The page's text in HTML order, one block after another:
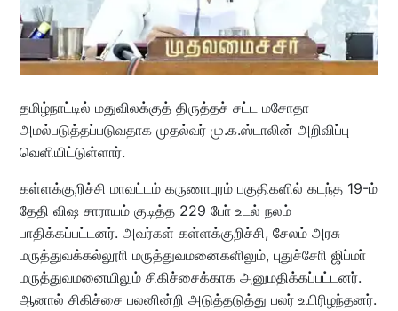
தமிழ்நாட்டில் மதுவிலக்குத் திருத்தச் சட்ட மசோதா
அமல்படுத்தப்படுவதாக முதல்வர் மு.க.ஸ்டாலின் அறிவிப்பு
வெளியிட்டுள்ளார்.
கள்ளக்குறிச்சி மாவட்டம் கருணாபுரம் பகுதிகளில் கடந்த 19-ம்
தேதி விஷ சாராயம் குடித்த 229 போ் உடல் நலம்
பாதிக்கப்பட்டனர். அவர்கள் கள்ளக்குறிச்சி, சேலம் அரசு
மருத்துவக்கல்லூாி மருத்துவமனைகளிலும், புதுச்சோி ஜிப்மா்
மருத்துவமனையிலும் சிகிச்சைக்காக அனுமதிக்கப்பட்டனர்.
ஆனால் சிகிச்சை பலனின்றி அடுத்தடுத்து பலர் உயிரிழந்தனர்.